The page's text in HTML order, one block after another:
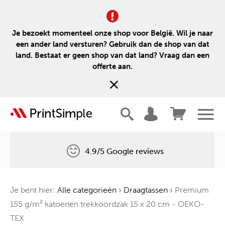
Je bezoekt momenteel onze shop voor België. Wil je naar
een ander land versturen? Gebruik dan de shop van dat
land. Bestaat er geen shop van dat land? Vraag dan een
offerte aan.
Één boom voor elke bestelling
4.9/5 Google reviews
Je bent hier: Alle categorieën › Draagtassen › Premium
155 g/m² katoenen trekkoordzak 15 x 20 cm - OEKO-
TEX